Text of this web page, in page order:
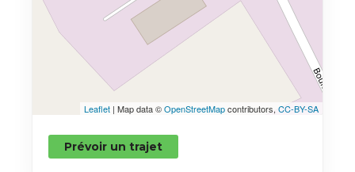
Leaflet | Map data ©OpenStreetMapcontributors,CC-BY-SA
Prévoir un trajet